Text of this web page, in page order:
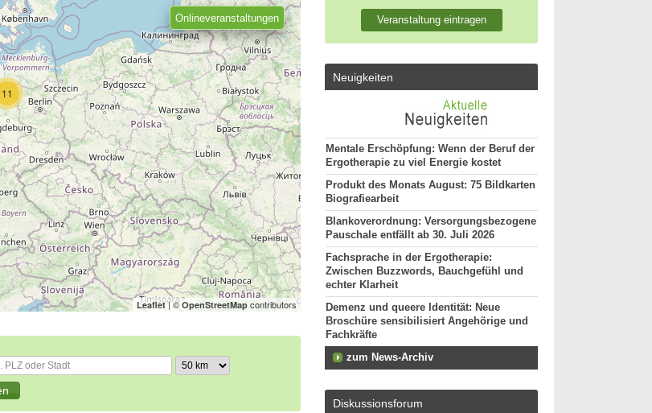
11
Leaflet| © OpenStreetMap contributors
Veranstaltung eintragen
Neuigkeiten
Mentale Erschöpfung: Wenn der Beruf der
Ergotherapie zu viel Energie kostet
Produkt des Monats August: 75 Bildkarten
Biografiearbeit
Blankoverordnung: Versorgungsbezogene
Pauschale entfällt ab 30. Juli 2026
Fachsprache in der Ergotherapie:
Zwischen Buzzwords, Bauchgefühl und
echter Klarheit
Demenz und queere Identität: Neue
Broschüre sensibilisiert Angehörige und
Fachkräfte
zum News-Archiv
Diskussionsforum